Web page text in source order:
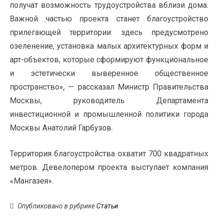
получат возможность трудоустройства вблизи дома.
Важной частью проекта станет благоустройство
прилегающей территории: здесь предусмотрено
озеленение, установка малых архитектурных форм и
арт-объектов, которые сформируют функциональное
и эстетически выверенное общественное
пространство», — рассказал Министр Правительства
Москвы, руководитель Департамента
инвестиционной и промышленной политики города
Москвы Анатолий Гарбузов.
Территория благоустройства охватит 700 квадратных
метров. Девелопером проекта выступает компания
«Мангазея».
Опубликовано в рубрикеСтатьи